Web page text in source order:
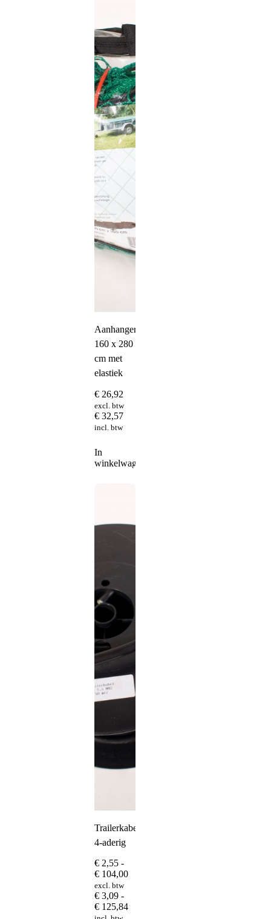
Aanhangernet
160 x 280
cm met
elastiek
€ 26,92
excl. btw
€ 32,57
incl. btw
In
winkelwagen
Trailerkabel
4-aderig
€ 2,55 -
€ 104,00Prijsklasse:
€ 104,00
excl. btw
€ 3,09 -
€ 125,84Prijsklasse: